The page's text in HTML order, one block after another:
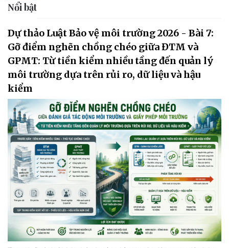
Nổi bật
Dự thảo Luật Bảo vệ môi trường 2026 - Bài 7:
Gỡ điểm nghẽn chồng chéo giữa ĐTM và
GPMT: Từ tiền kiểm nhiều tầng đến quản lý
môi trường dựa trên rủi ro, dữ liệu và hậu
kiểm